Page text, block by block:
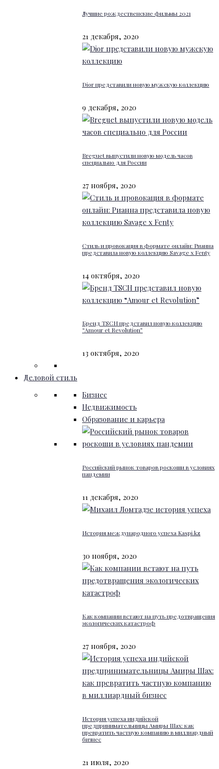
Лучшие рождественские фильмы 2021
21 декабря, 2020
Dior представили новую мужскую коллекцию
9 декабря, 2020
Breguet выпустили новую модель часов
специально для России
27 ноября, 2020
Стиль и провокация в формате онлайн: Рианна
представила новую коллекцию Savage x Fenty
14 октября, 2020
Бренд TSCH представил новую коллекцию
“Amour et Revolution”
13 октября, 2020
Деловой стиль
Бизнес
Недвижимость
Образование и карьера
Российский рынок товаров роскоши в условиях
пандемии
11 декабря, 2020
История международного успеха Kaspi.kz
30 ноября, 2020
Как компании встают на путь предотвращения
экологических катастроф
27 ноября, 2020
История успеха индийской
предпринимательницы Амиры Шах: как
превратить частную компанию в миллиардный
бизнес
21 июля, 2020